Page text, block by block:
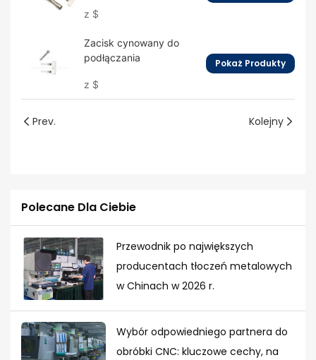
z $
Zacisk cynowany do
podłączania
z $
Pokaż Produkty
Prev. Kolejny
Polecane Dla Ciebie
Przewodnik po największych
producentach tłoczeń metalowych
w Chinach w 2026 r.
Wybór odpowiedniego partnera do
obróbki CNC: kluczowe cechy, na